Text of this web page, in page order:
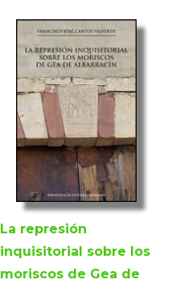
La represión
inquisitorial sobre los
moriscos de Gea de